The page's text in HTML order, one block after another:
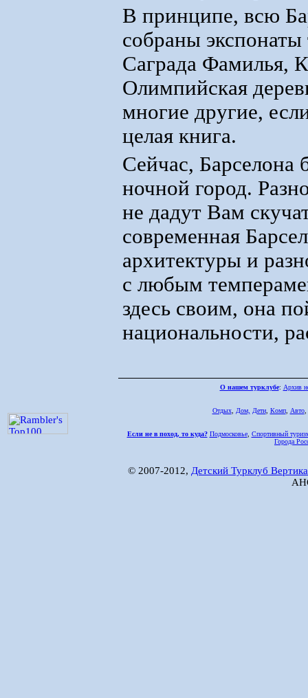
В принципе, всю
собраны экспонаты
Саграда Фамилья,
Олимпийская
многие другие,
целая книга.
Сейчас, Барселона
ночной город.
не дадут Вам
современная
архитектуры и
с любым
здесь своим, она
национальности,
О нашем турклубе: Архив
Отдых, Дом, Дети, Комп, Авто,
Если не в поход, то куда? Подмосковье, Спортивный
Города
© 2007-2012, Детский Турклуб